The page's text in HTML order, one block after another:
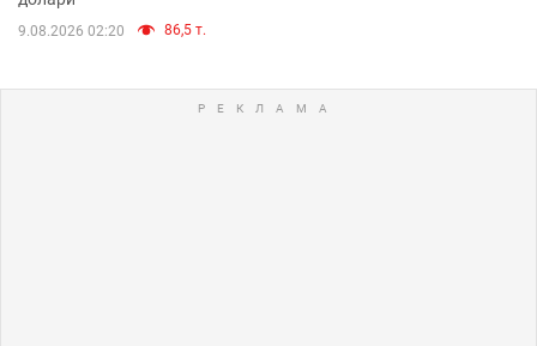
9.08.2026 02:20 86,5 т.